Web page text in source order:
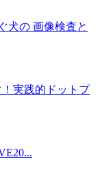
犬の 画像検査と
！実践的ドットプ